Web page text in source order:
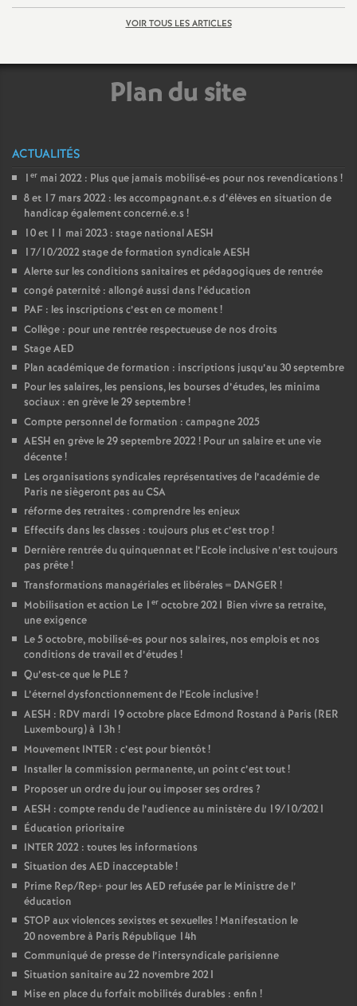
s
VOIR TOUS LES ARTICLES
Plan du site
ACTUALITÉS
1 er mai 2022 : Plus que jamais mobilisé-es pour nos revendications !
8 et 17 mars 2022 : les accompagnant.e.s d’élèves en situation de
handicap également concerné.e.s !
10 et 11 mai 2023 : stage national AESH
17/10/2022 stage de formation syndicale AESH
Alerte sur les conditions sanitaires et pédagogiques de rentrée
congé paternité : allongé aussi dans l’éducation
PAF : les inscriptions c’est en ce moment!
Collège : pour une rentrée respectueuse de nos droits
Stage AED
Plan académique de formation : inscriptions jusqu’au 30 septembre
Pour les salaires, les pensions, les bourses d’études, les minima
sociaux : en grève le 29 septembre!
Compte personnel de formation : campagne 2025
AESH en grève le 29 septembre 2022! Pour un salaire et une vie
décente!
Les organisations syndicales représentatives de l’académie de
Paris ne siègeront pas au CSA
réforme des retraites : comprendre les enjeux
Effectifs dans les classes : toujours plus et c’est trop!
Dernière rentrée du quinquennat et l’Ecole inclusive n’est toujours
pas prête!
Transformations managériales et libérales = DANGER !
Mobilisation et action Le 1 er octobre 2021 Bien vivre sa retraite,
une exigence
Le 5 octobre, mobilisé-es pour nos salaires, nos emplois et nos
conditions de travail et d’études !
Qu’est-ce que le PLE ?
L’éternel dysfonctionnement de l’Ecole inclusive!
AESH : RDV mardi 19 octobre place Edmond Rostand à Paris (RER
Luxembourg) à 13h !
Mouvement INTER : c’est pour bientôt!
Installer la commission permanente, un point c’est tout!
Proposer un ordre du jour ou imposer ses ordres ?
AESH : compte rendu de l’audience au ministère du 19/10/2021
Éducation prioritaire
INTER 2022 : toutes les informations
Situation des AED inacceptable!
Prime Rep/Rep+ pour les AED refusée par le Ministre de l’
éducation
STOP aux violences sexistes et sexuelles ! Manifestation le
20 novembre à Paris République 14h
Communiqué de presse de l’intersyndicale parisienne
Situation sanitaire au 22 novembre 2021
Mise en place du forfait mobilités durables : enfin !